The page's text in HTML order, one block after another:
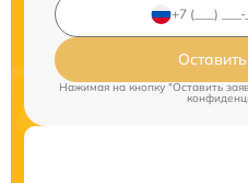
Нажимая на кнопку "Оставить